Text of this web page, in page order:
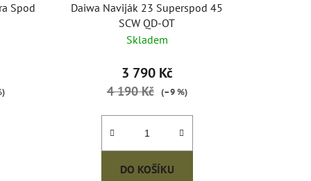
Spod
Daiwa Naviják 23 Superspod 45
SCW QD-OT
Skladem
3 790 Kč
4 190 Kč (–9 %)
DO KOŠÍKU